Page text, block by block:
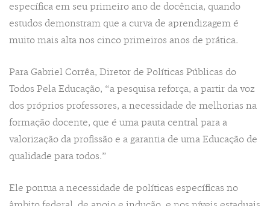
específica em seu primeiro ano de docência, quando
estudos demonstram que a curva de aprendizagem é
muito mais alta nos cinco primeiros anos de prática.
Para Gabriel Corrêa, Diretor de Políticas Públicas do
Todos Pela Educação, “a pesquisa reforça, a partir da voz
dos próprios professores, a necessidade de melhorias na
formação docente, que é uma pauta central para a
valorização da profissão e a garantia de uma Educação de
qualidade para todos.”
Ele pontua a necessidade de políticas específicas no